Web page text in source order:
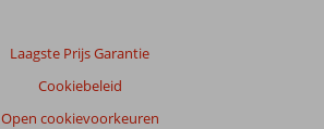
Laagste Prijs Garantie
Cookiebeleid
Open cookievoorkeuren